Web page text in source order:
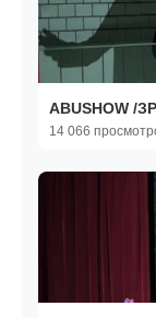
ABUSHOW
14 066